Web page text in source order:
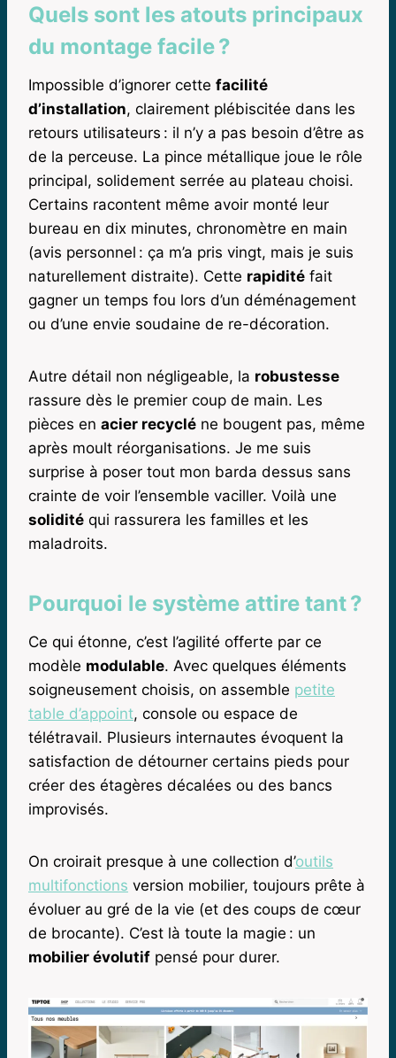
Quels sont les atouts principaux
du montage facile ?
Impossible d’ignorer cette facilité
d’installation, clairement plébiscitée dans les
retours utilisateurs : il n’y a pas besoin d’être as
de la perceuse. La pince métallique joue le rôle
principal, solidement serrée au plateau choisi.
Certains racontent même avoir monté leur
bureau en dix minutes, chronomètre en main
(avis personnel : ça m’a pris vingt, mais je suis
naturellement distraite). Cette rapidité fait
gagner un temps fou lors d’un déménagement
ou d’une envie soudaine de re-décoration.
Autre détail non négligeable, la robustesse
rassure dès le premier coup de main. Les
pièces en acier recyclé ne bougent pas, même
après moult réorganisations. Je me suis
surprise à poser tout mon barda dessus sans
crainte de voir l’ensemble vaciller. Voilà une
solidité qui rassurera les familles et les
maladroits.
Pourquoi le système attire tant ?
Ce qui étonne, c’est l’agilité offerte par ce
modèle modulable. Avec quelques éléments
soigneusement choisis, on assemble petite
table d’appoint, console ou espace de
télétravail. Plusieurs internautes évoquent la
satisfaction de détourner certains pieds pour
créer des étagères décalées ou des bancs
improvisés.
On croirait presque à une collection d’outils
multifonctions version mobilier, toujours prête à
évoluer au gré de la vie (et des coups de cœur
de brocante). C’est là toute la magie : un
mobilier évolutif pensé pour durer.